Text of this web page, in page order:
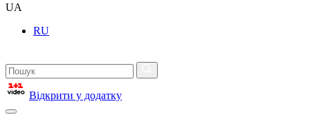
UA
RU
Відкрити у додатку